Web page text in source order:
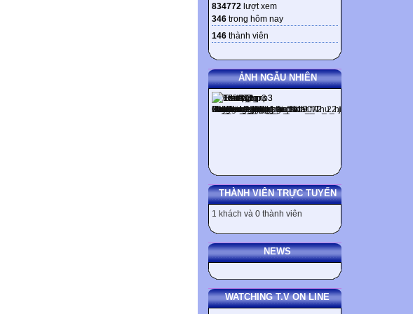
834772 lượt xem
346 trong hôm nay
146 thành viên
ẢNH NGẪU NHIÊN
THÀNH VIÊN TRỰC TUYẾN
1 khách và 0 thành viên
NEWS
WATCHING T.V ON LINE